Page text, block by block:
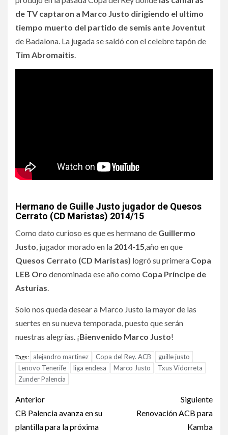
de TV captaron a Marco Justo dirigiendo el ultimo
tiempo muerto del partido de semis ante Joventut
de Badalona. La jugada se saldó con el celebre tapón de
Tim Abromaitis
Hermano de Guille Justo jugador de Quesos
Cerrato (CD Maristas) 2014/15
Como dato curioso es que es hermano de Guillermo
Justo, jugador morado en la 2014-15,año en que
Quesos Cerrato (CD Maristas) logró su primera Copa
LEB Oro denominada ese año como Copa Príncipe de
Asturias.
Solo nos queda desear a Marco Justo la mayor de las
suertes en su nueva temporada, puesto que serán
nuestras alegrías. ¡Bienvenido Marco Justo!
Tags: alejandro martinez Copa del Rey. ACB
guille justo
Lenovo Tenerife
liga endesa Marco Justo
Txus Vidorreta
Zunder Palencia
Anterior
CB Palencia avanza en su
plantilla para la próxima
Siguiente
Renovación ACB para
Kamba